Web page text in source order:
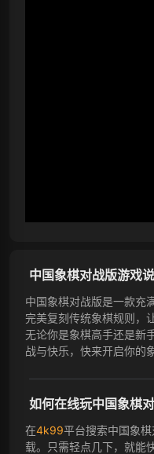
中国象棋对战版游戏
中国象棋对战版是一款充
完美复刻传统象棋规则，
无论你是象棋高手还是新
战与快乐，快来开启你的
如何在线玩中国象棋
在4k99平台搜索中国象
载。只需轻点几下，就能